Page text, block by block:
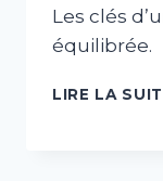
Les clés
équilibrée.
LIRE LA